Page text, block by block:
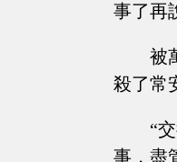
事了再
被
殺了常
“
事，盡